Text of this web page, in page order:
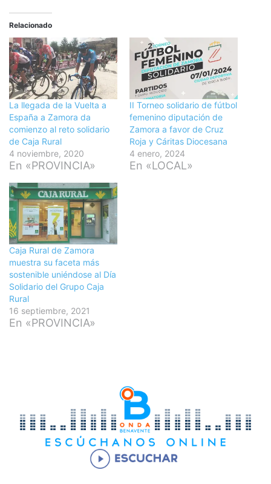
Relacionado
La llegada de la Vuelta a
España a Zamora da
comienzo al reto solidario
de Caja Rural
4 noviembre, 2020
En «PROVINCIA»
II Torneo solidario de fútbol
femenino diputación de
Zamora a favor de Cruz
Roja y Cáritas Diocesana
4 enero, 2024
En «LOCAL»
Caja Rural de Zamora
muestra su faceta más
sostenible uniéndose al Día
Solidario del Grupo Caja
Rural
16 septiembre, 2021
En «PROVINCIA»